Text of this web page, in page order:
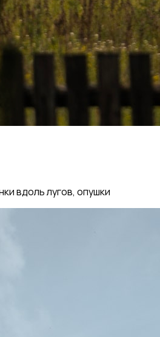
вдоль лугов, опушки